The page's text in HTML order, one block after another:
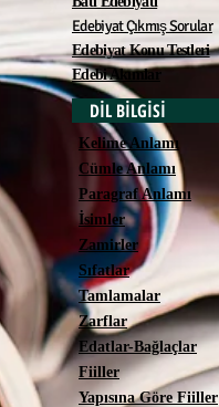
Edebiyat Çıkmış Sorular
Edebiyat Konu Testleri
Edebi Akımlar
DİL BİLGİSİ
Kelime Anlamı
Cümle Anlamı
Paragraf Anlamı
İsimler
Zamirler
Sıfatlar
Tamlamalar
Zarflar
Edatlar-Bağlaçlar
Fiiller
Yapısına Göre Fiiller